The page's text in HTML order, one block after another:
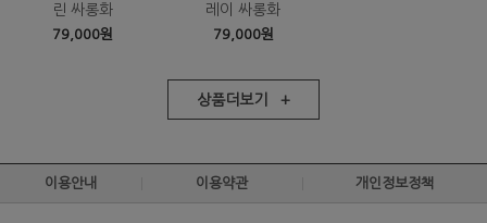
린 싸롱화
79,000원
레이 싸롱화
79,000원
상품더보기 +
이용안내 이용약관 개인정보정책